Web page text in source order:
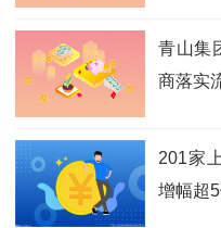
青山集
商落实
201家
增幅超